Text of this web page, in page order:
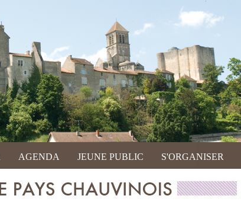
AGENDA JEUNE PUBLIC S'ORGANISER